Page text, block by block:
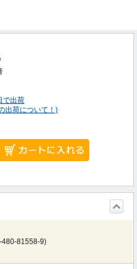
で出荷
出荷について！)
480-81558-9)